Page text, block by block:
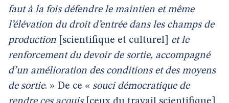
faut à la fois défendre le maintien et même
l’élévation du droit d’entrée dans les champs de
production
[scientifique et culturel] et le
renforcement du devoir de sortie, accompagné
d’un amélioration des conditions et des moyens
de sortie. » De ce « souci démocratique de